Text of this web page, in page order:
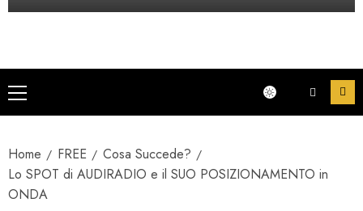
Menu
principale
Home FREE
Cosa Succede?
Lo SPOT di AUDIRADIO e il SUO POSIZIONAMENTO in
ONDA